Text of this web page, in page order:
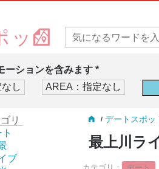
ッ
ーションを含みます *
リ
ブ
デートスポッ
最上川ラ